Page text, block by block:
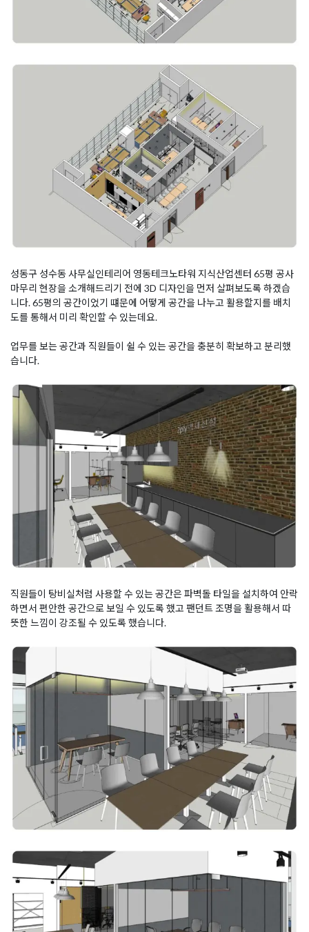
성동구 성수동 사무실인테리어 영동테크노타워 지식산업센터 65평 공사
마무리 현장을 소개해드리기 전에 3D 디자인을 먼저 살펴보도록 하겠습
니다. 65평의 공간이었기 떄문에 어떻게 공간을 나누고 활용할지를 배치
도를 통해서 미리 확인할 수 있는데요.
업무를 보는 공간과 직원들이 쉴 수 있는 공간을 충분히 확보하고 분리했
습니다.
직원들이 탕비실처럼 사용할 수 있는 공간은 파벽돌 타일을 설치하여 안락
하면서 편안한 공간으로 보일 수 있도록 했고 팬던트 조명을 활용해서 따
뜻한 느낌이 강조될 수 있도록 했습니다.